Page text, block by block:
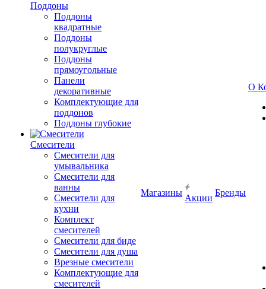
Поддоны
Поддоны
квадратные
Поддоны
полукруглые
Поддоны
прямоугольные
Панели
декоративные
Комплектующие для
поддонов
Поддоны глубокие
Смесители
Смесители для
умывальника
Смесители для
ванны
Смесители для
кухни
Комплект
смесителей
Смесители для биде
Смесители для душа
Врезные смесители
Комплектующие для
смесителей
Магазины
Акции
Бренды
О